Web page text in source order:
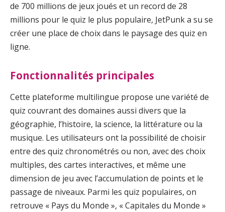
de 700 millions de jeux joués et un record de 28
millions pour le quiz le plus populaire, JetPunk a su se
créer une place de choix dans le paysage des quiz en
ligne.
Fonctionnalités principales
Cette plateforme multilingue propose une variété de
quiz couvrant des domaines aussi divers que la
géographie, l’histoire, la science, la littérature ou la
musique. Les utilisateurs ont la possibilité de choisir
entre des quiz chronométrés ou non, avec des choix
multiples, des cartes interactives, et même une
dimension de jeu avec l’accumulation de points et le
passage de niveaux. Parmi les quiz populaires, on
retrouve « Pays du Monde », « Capitales du Monde »